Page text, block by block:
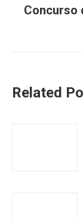
Concurso
Related